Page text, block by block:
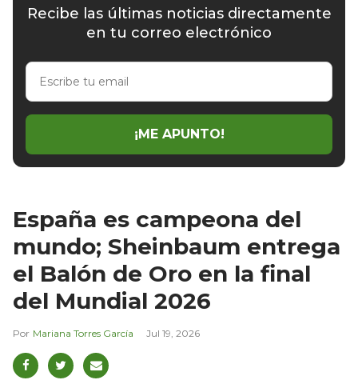
Recibe las últimas noticias directamente
en tu correo electrónico
Escribe
email
¡ME APUNTO!
España es campeona del
mundo; Sheinbaum entrega
el Balón de Oro en la final
del Mundial 2026
Mariana Torres García Jul 19, 2026